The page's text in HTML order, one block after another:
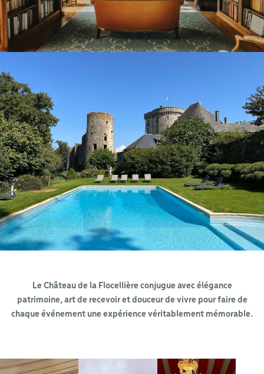
Le Château de la Flocellière conjugue avec élégance
patrimoine, art de recevoir et douceur de vivre pour faire de
chaque événement une expérience véritablement mémorable.